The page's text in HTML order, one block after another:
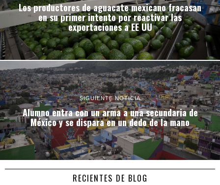
Los productores de aguacate mexicano fracasan
en su primer intento por reactivar las
exportaciones a EE UU
SIGUIENTE NOTICIA
Alumno entra con un arma a una secundaria de
México y se dispara en un dedo de la mano
RECIENTES DE BLOG